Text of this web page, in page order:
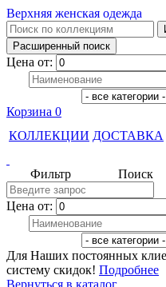
Верхняя женская одежда
Цена от:
Корзина 0
КОЛЛЕКЦИИ ДОСТАВКА
Поиск
Фильтр
Цена от:
Для Наших постоянных
систему скидок! Подробнее
Вернуться в каталог